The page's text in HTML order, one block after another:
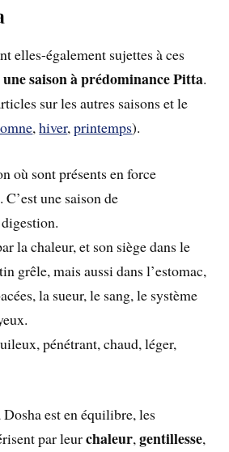
elles-également sujettes à ces
une saison à prédominance Pitta.
sur les autres saisons et le
,hiver,printemps).
où sont présents en force
. C’est une saison de
la chaleur, et son siège dans le
grêle, mais aussi dans l’estomac,
la sueur, le sang, le système
pénétrant, chaud, léger,
est en équilibre, les
par leurchaleur,gentillesse,